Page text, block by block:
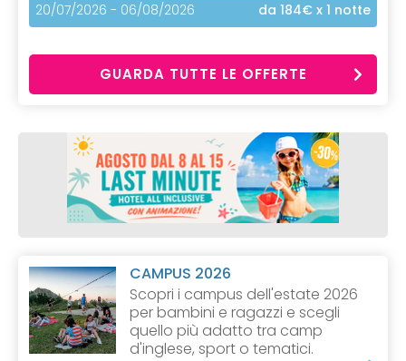
20/07/2026 - 06/08/2026
da 184€ x 1 notte
GUARDA TUTTE LE OFFERTE
CAMPUS 2026
Scopri i campus dell'estate 2026
per bambini e ragazzi e scegli
quello più adatto tra camp
d'inglese, sport o tematici.